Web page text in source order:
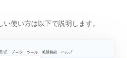
使い方は以下で説明します。